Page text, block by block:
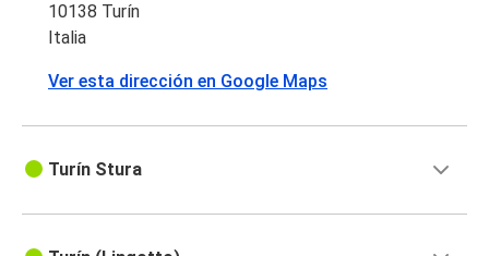
10138 Turín
Italia
Ver esta dirección en Google Maps
Turín Stura